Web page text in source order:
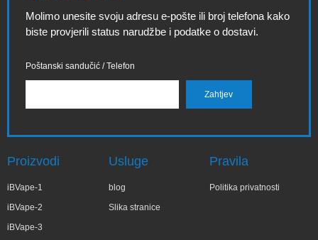
Molimo unesite svoju adresu e-pošte ili broj telefona kako
biste provjerili status narudžbe i podatke o dostavi.
Poštanski sandučić / Telefon
Proizvodi
iBVape-1
iBVape-2
iBVape-3
Usluge
blog
Slika stranice
Pravila
Politika privatnosti